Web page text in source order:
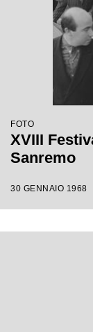
FOTO
XVIII
Sanremo
30 GENNAIO 1968